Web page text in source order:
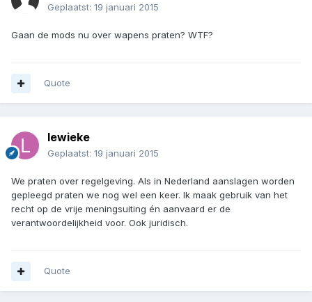
Geplaatst: 19 januari 2015
Gaan de mods nu over wapens praten? WTF?
Quote
lewieke
Geplaatst: 19 januari 2015
We praten over regelgeving. Als in Nederland aanslagen worden
gepleegd praten we nog wel een keer. Ik maak gebruik van het
recht op de vrije meningsuiting én aanvaard er de
verantwoordelijkheid voor. Ook juridisch.
Quote